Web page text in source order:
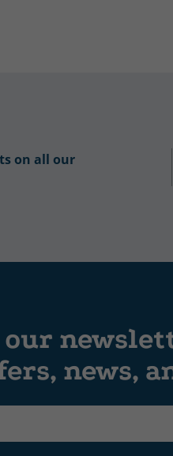
on all our
our
news,